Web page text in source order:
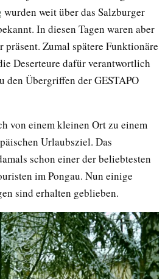
wurden weit über das Salzburger
In diesen Tagen waren aber
präsent. Zumal spätere Funktionäre
Deserteure dafür verantwortlich
den Übergriffen der GESTAPO
von einem kleinen Ort zu einem
Urlaubsziel. Das
schon einer der beliebtesten
im Pongau. Nun einige
sind erhalten geblieben.